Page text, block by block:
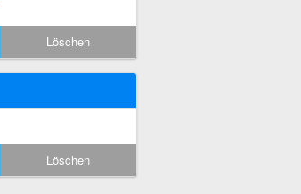
Löschen
Löschen